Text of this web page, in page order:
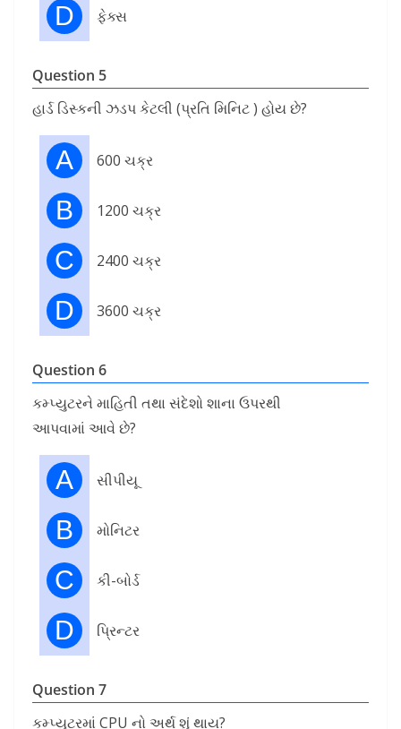
D ફેક્સ
Question 5
હાર્ડ ડિસ્કની ઝડપ કેટલી (પ્રતિ મિનિટ ) હોય છે?
A 600 ચક્ર
B 1200 ચક્ર
C 2400 ચક્ર
D 3600 ચક્ર
Question 6
કમ્પ્યુટરને માહિતી તથા સંદેશો શાના ઉપરથી
આપવામાં આવે છે?
A સીપીયૂ
B મોનિટર
C કી-બોર્ડ
D પ્રિન્ટર
Question 7
કમ્પ્યુટરમાં CPU નો અર્થ શું થાય?